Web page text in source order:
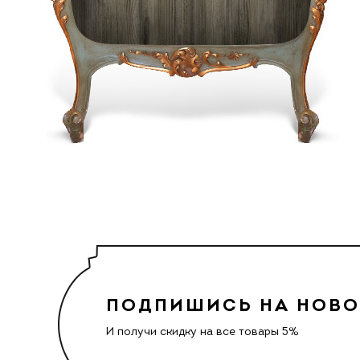
ПОДПИШИСЬ НА
И получи скидку на все товары 5%